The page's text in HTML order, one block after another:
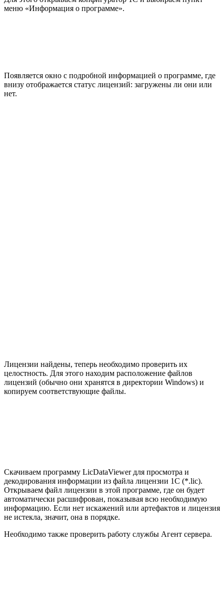
меню «Информация о программе».
Появляется окно с подробной информацией о программе, где
внизу отображается статус лицензий: загружены ли они или
нет.
Лицензии найдены, теперь необходимо проверить их
целостность. Для этого находим расположение файлов
лицензий (обычно они хранятся в директории Windows) и
копируем соответствующие файлы.
Скачиваем программу LicDataViewer для просмотра и
декодирования информации из файла лицензии 1С (*.lic).
Открываем файл лицензии в этой программе, где он будет
автоматически расшифрован, показывая всю необходимую
информацию. Если нет искажений или артефактов и лицензия
не истекла, значит, она в порядке.
Необходимо также проверить работу службы Агент сервера.